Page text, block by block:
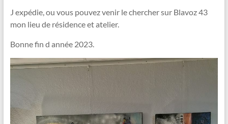
J expédie, ou vous pouvez venir le chercher sur Blavoz 43
mon lieu de résidence et atelier.
Bonne fin d année 2023.